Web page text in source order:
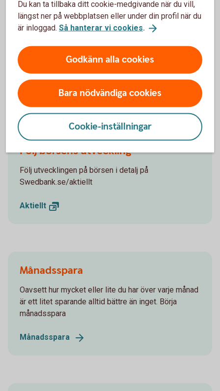
Ekonom för Finansiell hälsa
Investeringar innebär en risk. Fonder med riskklass 5-7
kan öka och minska kraftigt i värde. Faktablad,
informationsbroschyr och information om dina
rättigheter finns påswedbankrobur.se
Följ börsens utveckling
Följ utvecklingen på börsen i detalj på
Swedbank.se/aktiellt
Aktiellt
Månadsspara
Oavsett hur mycket eller lite du har över varje månad
är ett litet sparande alltid bättre än inget. Börja
månadsspara
Månadsspara
Du kan ta tillbaka ditt cookie-medgivande när du vill,
längst ner på webbplatsen eller under din profil när du
är inloggad. Så hanterar vi cookies.
Godkänn alla cookies
Bara nödvändiga cookies
Cookie-inställningar